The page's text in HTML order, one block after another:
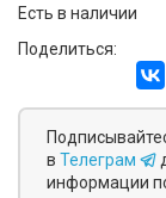
Есть в наличии
Поделиться:
в Телеграм
информации